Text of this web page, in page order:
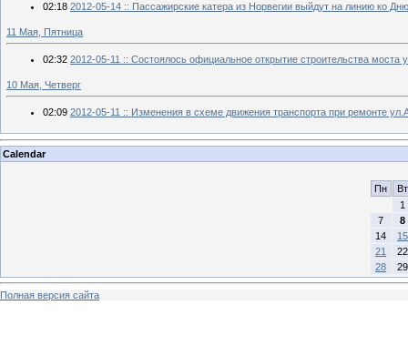
02:18 2012-05-14 :: Пассажирские катера из Норвегии выйдут на линию ко
11 Мая, Пятница
02:32 2012-05-11 :: Состоялось официальное открытие строительства моста
10 Мая, Четверг
02:09 2012-05-11 :: Изменения в схеме движения транспорта при ремонте
Calendar
Пн
Вт
1
7
8
14
15
21
22
28
29
Полная версия сайта